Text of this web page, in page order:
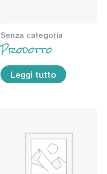
Senza categoria
Prodotto
Leggi tutto